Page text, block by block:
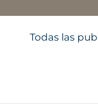
Todas las